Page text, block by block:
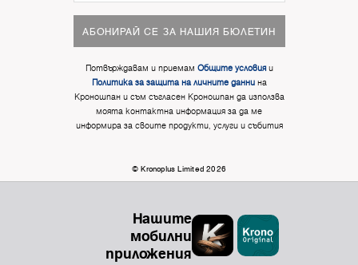
АБОНИРАЙ СЕ ЗА НАШИЯ БЮЛЕТИН
Потвърждавам и приемам Общите условияи
Политика за защита на личните даннина
Кроношпан и съм съгласен Кроношпан да използва
моята контактна информация за да ме
информира за своите продукти, услуги и събития
© Kronoplus Limited 2026
Нашите
мобилни
приложения